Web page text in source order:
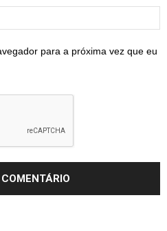
para a próxima vez que eu